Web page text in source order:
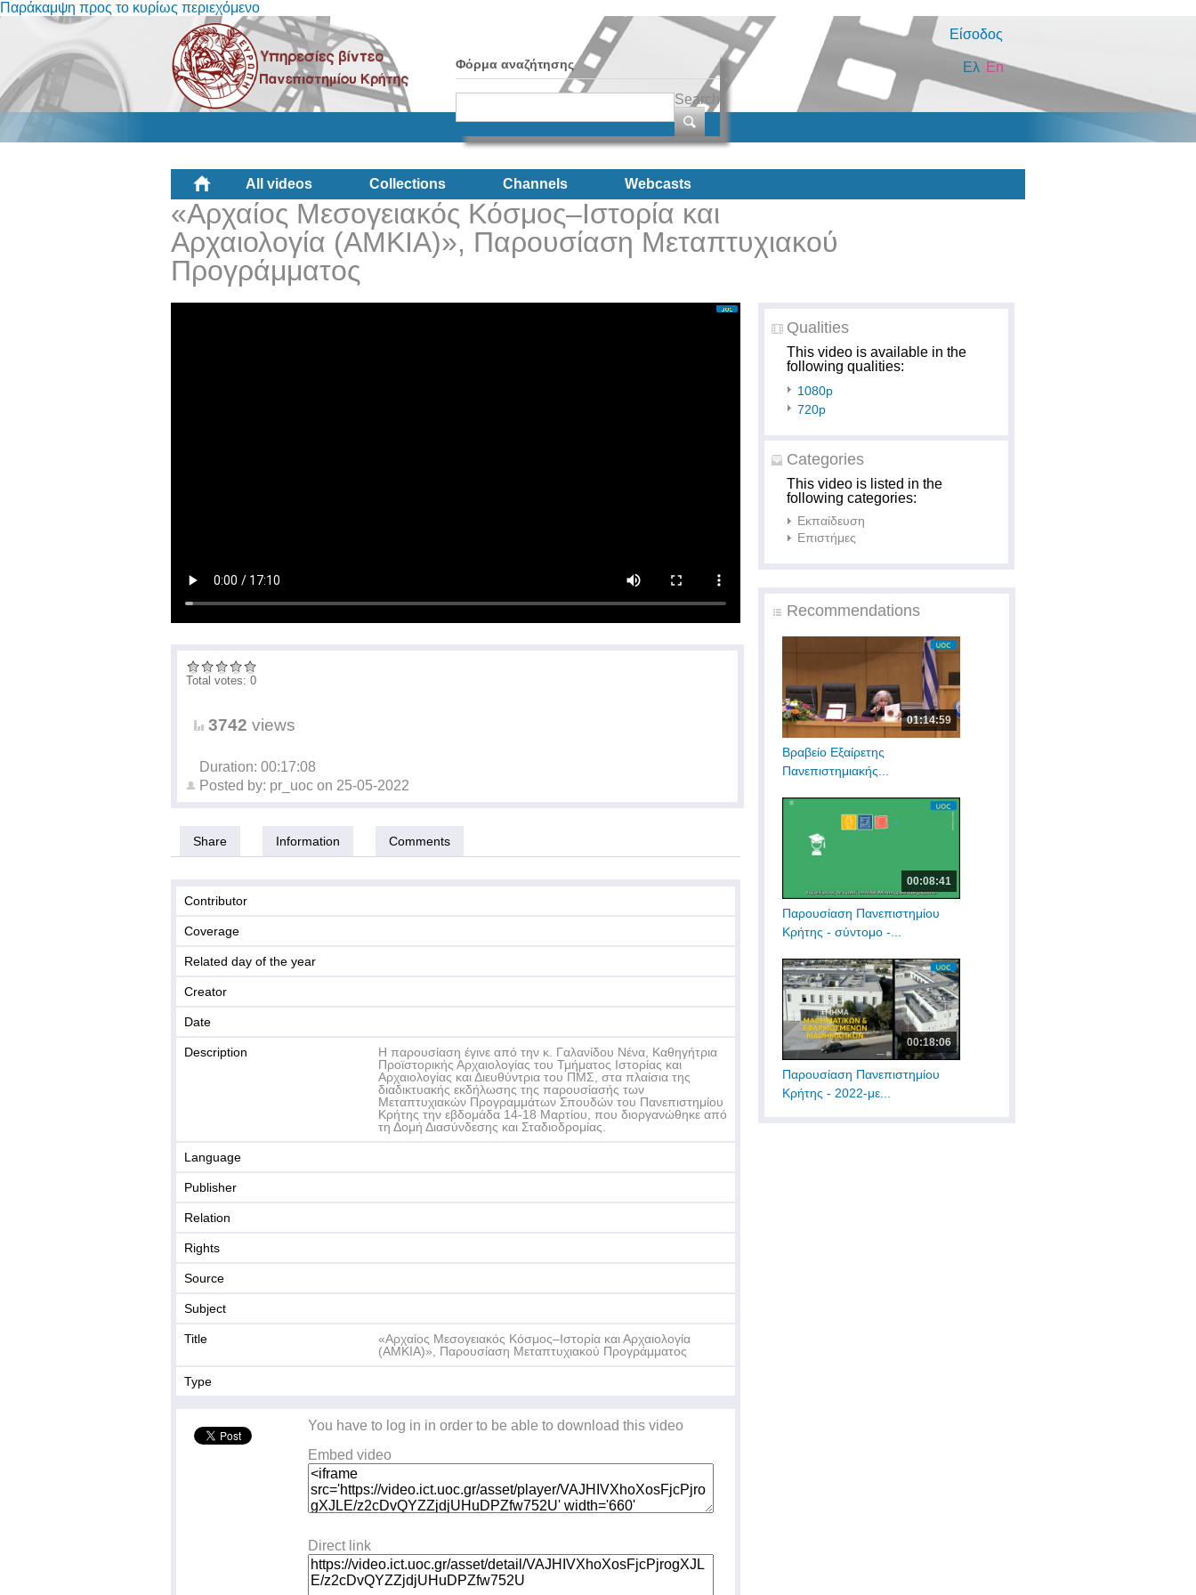
Παράκαμψη προς το κυρίως περιεχόμενο
Είσοδος
Φόρμα αναζήτησης
Search
En
Ελ
All videos Collections Channels Webcasts
«Αρχαίος Μεσογειακός Κόσμος–Ιστορία και
Αρχαιολογία (ΑΜΚΙΑ)», Παρουσίαση Μεταπτυχιακού
Προγράμματος
Qualities
This video is available in the
following qualities:
1080p
720p
Categories
This video is listed in the
following categories:
Εκπαίδευση
Επιστήμες
Recommendations
01:14:59
Βραβείο Εξαίρετης
Πανεπιστημιακής...
00:08:41
Παρουσίαση Πανεπιστημίου
Κρήτης - σύντομο -...
00:18:06
Παρουσίαση Πανεπιστημίου
Κρήτης - 2022-με...
Total votes: 0
3742 views
Duration: 00:17:08
Posted by: pr_uoc on 25-05-2022
Share Information Comments
Contributor
Coverage
Related day of the year
Creator
Date
Description
Η παρουσίαση έγινε από την κ. Γαλανίδου Νένα, Καθηγήτρια
Προϊστορικής Αρχαιολογίας του Τμήματος Ιστορίας και
Αρχαιολογίας και Διευθύντρια του ΠΜΣ, στα πλαίσια της
διαδικτυακής εκδήλωσης της παρουσίασής των
Μεταπτυχιακών Προγραμμάτων Σπουδών του Πανεπιστημίου
Κρήτης την εβδομάδα 14-18 Μαρτίου, που διοργανώθηκε από
τη Δομή Διασύνδεσης και Σταδιοδρομίας.
Language
Publisher
Relation
Rights
Source
Subject
Title
«Αρχαίος Μεσογειακός Κόσμος–Ιστορία και Αρχαιολογία
(ΑΜΚΙΑ)», Παρουσίαση Μεταπτυχιακού Προγράμματος
Type
You have to log in in order to be able to download this video
Embed video
Direct link